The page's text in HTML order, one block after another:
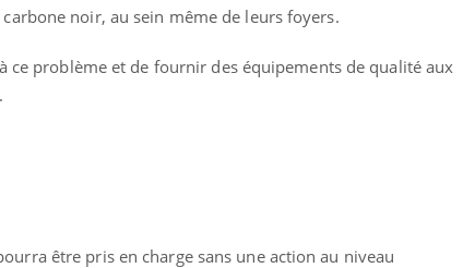
noir, au sein même de leurs foyers.
ce problème et de fournir des équipements de qualité aux
être pris en charge sans une action au niveau